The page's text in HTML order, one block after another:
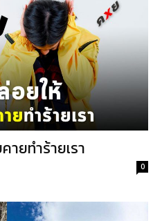
ายทำร้ายเรา
0